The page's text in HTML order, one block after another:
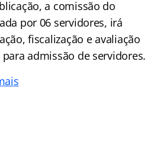
a comissão do
por 06 servidores, irá
fiscalização e avaliação
admissão de servidores.